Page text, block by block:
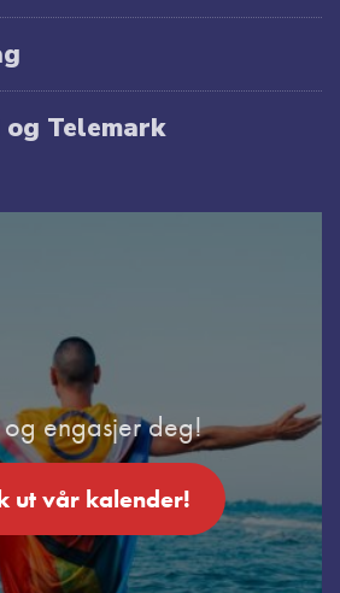
Telemark
engasjer deg!
ut vår kalender!